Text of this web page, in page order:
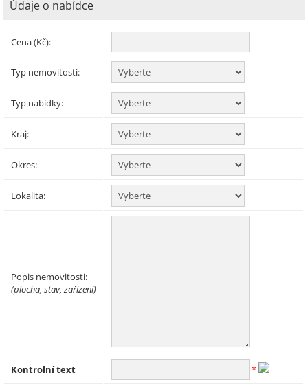
Údaje o nabídce
Cena (Kč):
Typ nemovitosti:
Typ nabídky:
Kraj:
Okres:
Lokalita:
Popis nemovitosti:
(plocha, stav, zařízení)
Kontrolní text *